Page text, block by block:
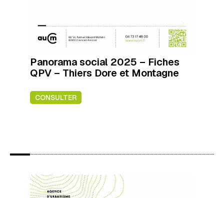
Panorama social 2025 – Fiches
QPV – Thiers Dore et Montagne
CONSULTER